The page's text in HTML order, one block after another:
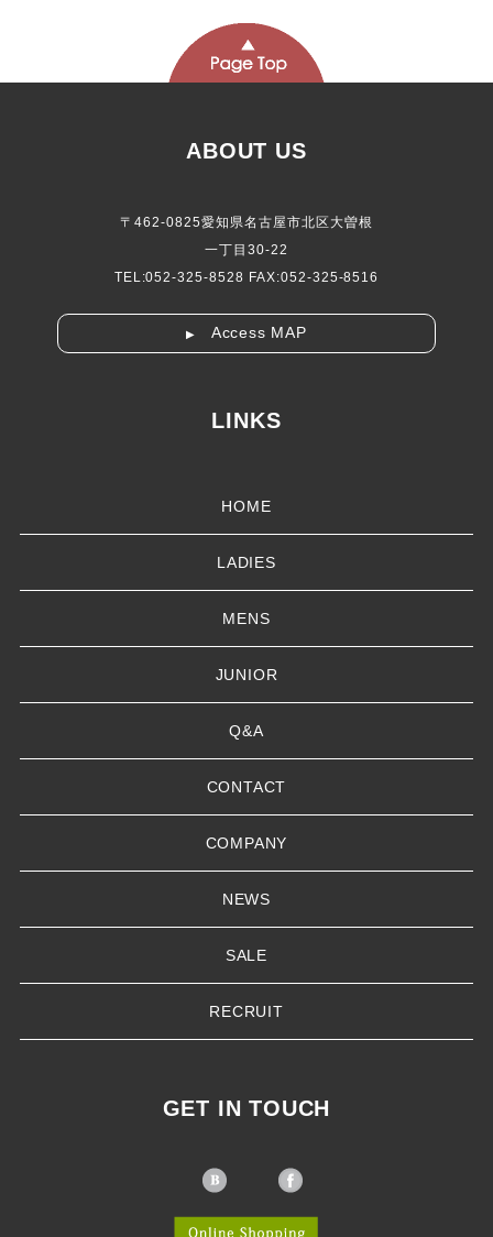
ABOUT US
〒462-0825愛知県名古屋市北区大曽根
一丁目30-22
TEL:052-325-8528 FAX:052-325-8516
▶ Access MAP
LINKS
HOME
LADIES
MENS
JUNIOR
Q&A
CONTACT
COMPANY
NEWS
SALE
RECRUIT
GET IN TOUCH